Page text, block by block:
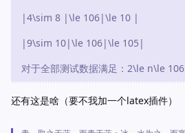
|4\sim 8 |\le 106|\le 10 |
|9\sim 10|\le 106|\le 105|
对于全部测试数据满足：2\le n\le
还有这是啥（要不我加一个latex插件）